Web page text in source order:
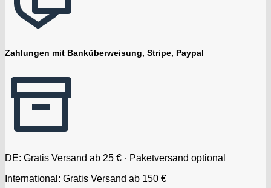
Zahlungen mit Banküberweisung, Stripe, Paypal
DE: Gratis Versand ab 25 € · Paketversand optional
International: Gratis Versand ab 150 €